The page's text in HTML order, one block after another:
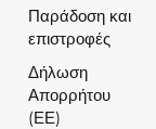
Παράδοση και
επιστροφές
Δήλωση
Απορρήτου
(ΕΕ)